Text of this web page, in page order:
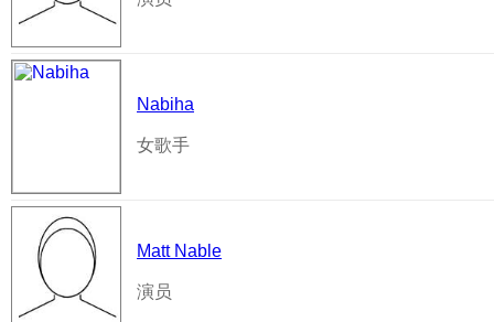
Nabiha
女歌手
Matt Nable
演员